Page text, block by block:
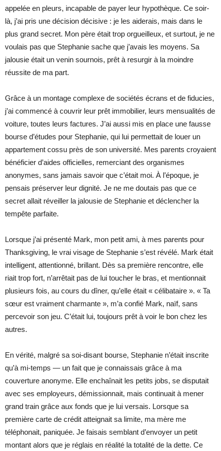
appelée en pleurs, incapable de payer leur hypothèque. Ce soir-
là, j’ai pris une décision décisive : je les aiderais, mais dans le
plus grand secret. Mon père était trop orgueilleux, et surtout, je ne
voulais pas que Stephanie sache que j’avais les moyens. Sa
jalousie était un venin sournois, prêt à resurgir à la moindre
réussite de ma part.
Grâce à un montage complexe de sociétés écrans et de fiducies,
j’ai commencé à couvrir leur prêt immobilier, leurs mensualités de
voiture, toutes leurs factures. J’ai aussi mis en place une fausse
bourse d’études pour Stephanie, qui lui permettait de louer un
appartement cossu près de son université. Mes parents croyaient
bénéficier d’aides officielles, remerciant des organismes
anonymes, sans jamais savoir que c’était moi. À l’époque, je
pensais préserver leur dignité. Je ne me doutais pas que ce
secret allait réveiller la jalousie de Stephanie et déclencher la
tempête parfaite.
Lorsque j’ai présenté Mark, mon petit ami, à mes parents pour
Thanksgiving, le vrai visage de Stephanie s’est révélé. Mark était
intelligent, attentionné, brillant. Dès sa première rencontre, elle
riait trop fort, n’arrêtait pas de lui toucher le bras, et mentionnait
plusieurs fois, au cours du dîner, qu’elle était « célibataire ». « Ta
sœur est vraiment charmante », m’a confié Mark, naïf, sans
percevoir son jeu. C’était lui, toujours prêt à voir le bon chez les
autres.
En vérité, malgré sa soi-disant bourse, Stephanie n’était inscrite
qu’à mi-temps — un fait que je connaissais grâce à ma
couverture anonyme. Elle enchaînait les petits jobs, se disputait
avec ses employeurs, démissionnait, mais continuait à mener
grand train grâce aux fonds que je lui versais. Lorsque sa
première carte de crédit atteignait sa limite, ma mère me
téléphonait, paniquée. Je faisais semblant d’envoyer un petit
montant alors que je réglais en réalité la totalité de la dette. Ce